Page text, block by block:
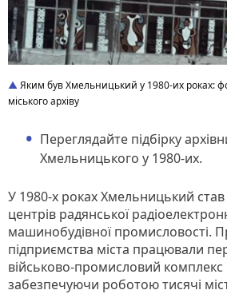
Яким був Хмельницький у 1980-их роках:
міського архіву
Переглядайте підбірку
Хмельницького у 1980-их.
У 1980-х роках Хмельницький
центрів радянської
машинобудівної промисловості.
підприємства міста працювали
військово-промисловий комплекс
забезпечуючи роботою тисячі